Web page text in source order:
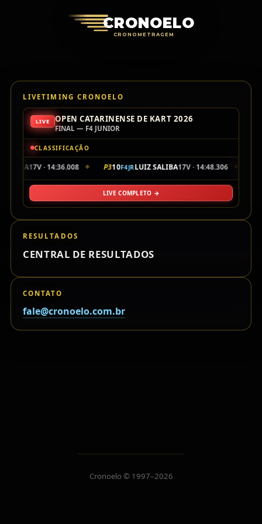
CRONOELO
CRONOMETRAGEM
LIVETIMING CRONOELO
LIVE OPEN CATARINENSE DE KART 2026
FINAL — F4 JUNIOR
CLASSIFICAÇÃO
SILVA17V · 14:36.008 ◆ P310F4JRLUIZ SALIBA17V · 14:48.306
LIVE COMPLETO →
RESULTADOS
CENTRAL DE RESULTADOS
CONTATO
fale@cronoelo.com.br
Cronoelo © 1997–2026